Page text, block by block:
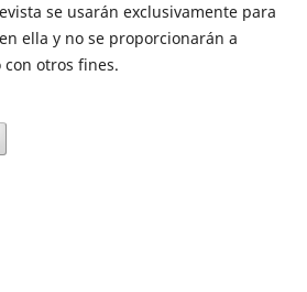
se usarán exclusivamente para
ella y no se proporcionarán a
otros fines.